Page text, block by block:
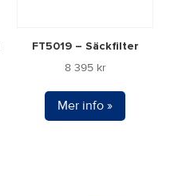
FT5019 – Säckfilter
8 395 kr
Mer info »